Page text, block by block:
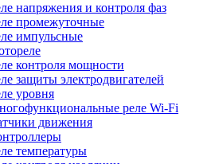
напряжения и контроля фаз
промежуточные
импульсные
контроля мощности
защиты электродвигателей
уровня
реле Wi-Fi
движения
температуры